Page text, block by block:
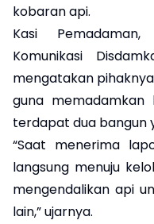
kobaran api.
Kasi
Komunikasi
mengatakan
guna
terdapat dua bangun
“Saat menerima
langsung menuju
mengendalikan api
lain,” ujarnya.